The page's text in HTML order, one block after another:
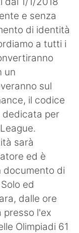
e senza
di identità
a tutti i
un
sul
il codice
dedicata per
sarà
ed è
documento di
ed
dalle ore
l'ex
Olimpiadi 61